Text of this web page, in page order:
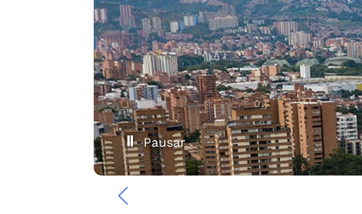
‹
Pausar